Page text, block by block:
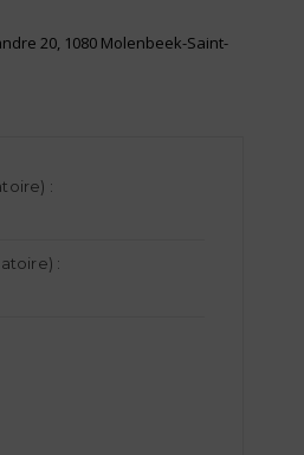
20, 1080 Molenbeek-Saint-
:
: